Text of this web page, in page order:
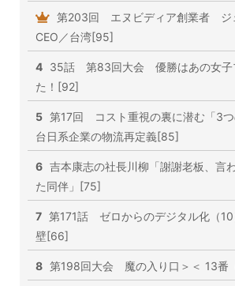
第203回 エヌビディア創業者 ジ
CEO／台湾[95]
4 35話 第83回大会 優勝はあの女子
た！[92]
5 第17回 コスト重視の裏に潜む「3
台日系企業の物流再定義[85]
6 吉本康志の社長川柳「謝謝老板、言
た同伴」[75]
7 第171話 ゼロからのデジタル化（10
壁[66]
8 第198回大会 魔の入り口＞＜ 13番